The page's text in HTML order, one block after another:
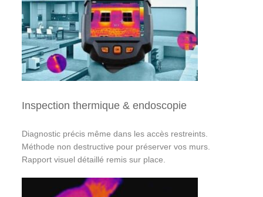
Inspection thermique & endoscopie
Diagnostic précis même dans les accès restreints.
Méthode non destructive pour préserver vos murs.
Rapport visuel détaillé remis sur place.